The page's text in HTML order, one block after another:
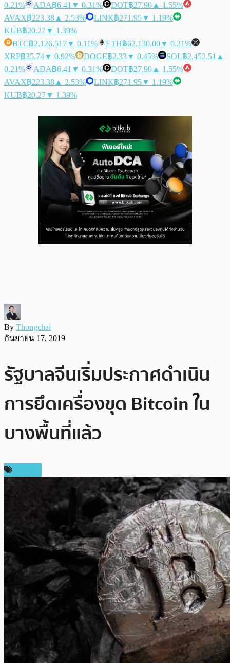
0.21%
ADA฿6.41 ▼ 0.31% DOT฿27.90 ▲ 1.55%
AVAX฿223.38 ▲ 2.53% LINK฿271.95▼ 1.19%
KUB฿20.27▼ 1.39%
BTC฿2,126,517▼ 0.11% ETH฿62,130.00▼ 0.21%
XRP฿35.74▼ 0.92% DOGE฿2.33▼ 0.45% SOL฿2,452.51 ▲
0.21%
ADA฿6.41 ▼ 0.31% DOT฿27.90 ▲ 1.55%
AVAX฿223.38 ▲ 2.53% LINK฿271.95▼ 1.19%
KUB฿20.27▼ 1.39%
By Thongchai
กันยายน 17, 2019
รัฐบาลจีนเริ่มประกาศดำเนิน
การยึดเครื่องขุด Bitcoin ใน
บางพื้นที่แล้ว